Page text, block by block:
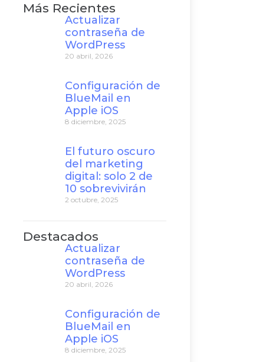
Más Recientes
Actualizar
contraseña de
WordPress
20 abril, 2026
Configuración de
BlueMail en
Apple iOS
8 diciembre, 2025
El futuro oscuro
del marketing
digital: solo 2 de
10 sobrevivirán
2 octubre, 2025
Destacados
Actualizar
contraseña de
WordPress
20 abril, 2026
Configuración de
BlueMail en
Apple iOS
8 diciembre, 2025